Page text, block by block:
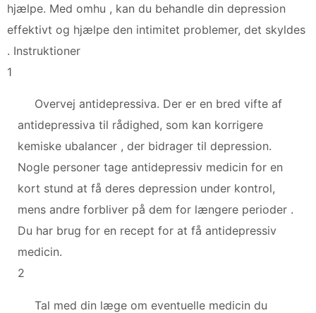
hjælpe. Med omhu , kan du behandle din depression
effektivt og hjælpe den intimitet problemer, det skyldes
. Instruktioner
1
Overvej antidepressiva. Der er en bred vifte af
antidepressiva til rådighed, som kan korrigere
kemiske ubalancer , der bidrager til depression.
Nogle personer tage antidepressiv medicin for en
kort stund at få deres depression under kontrol,
mens andre forbliver på dem for længere perioder .
Du har brug for en recept for at få antidepressiv
medicin.
2
Tal med din læge om eventuelle medicin du